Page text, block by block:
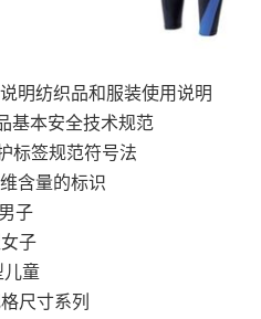
纺织品和服装使用说明
本安全技术规范
签规范符号法
含量的标识
子
子
童
尺寸系列